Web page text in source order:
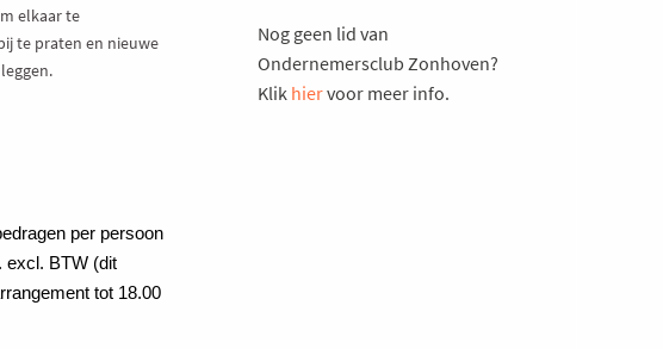
elkaar te
te praten en nieuwe
per persoon
excl. BTW (dit
tot 18.00
Nog geen lid van
Ondernemersclub Zonhoven?
Klik hiervoor meer info.